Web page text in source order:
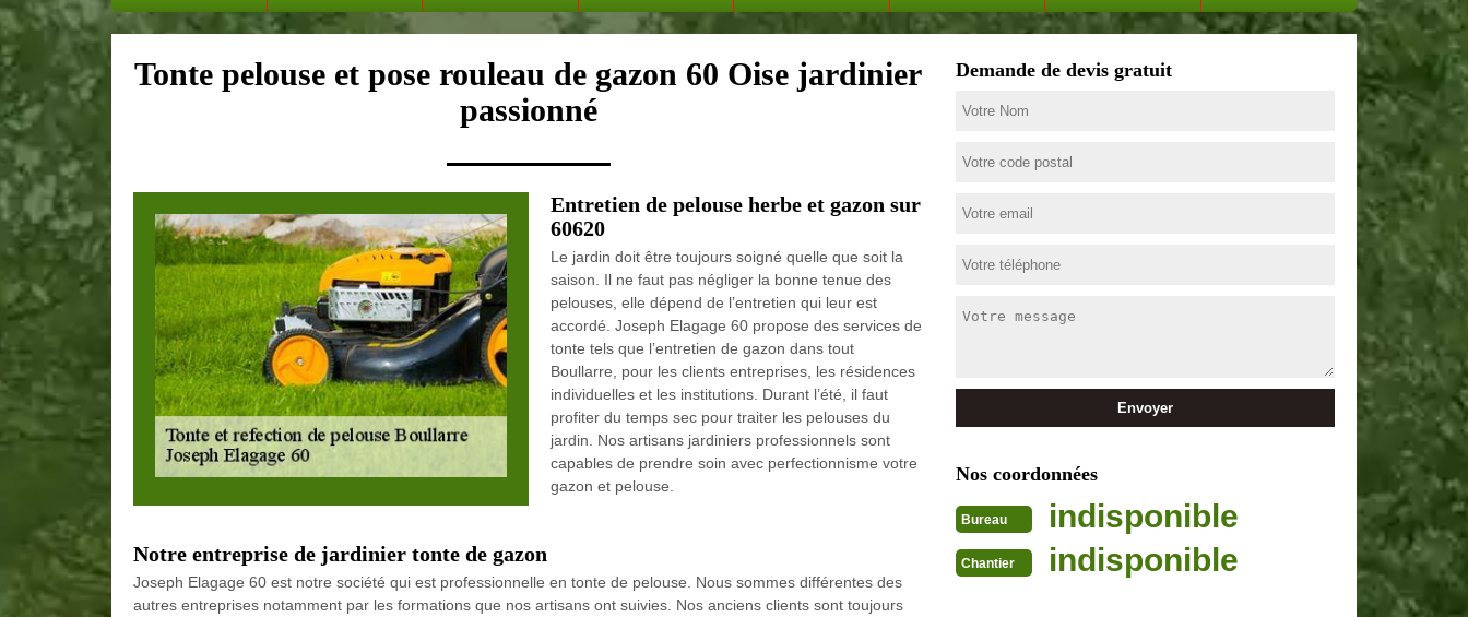
Tonte pelouse et pose rouleau de gazon 60 Oise jardinier
passionné
Entretien de pelouse herbe et gazon sur
60620
Le jardin doit être toujours soigné quelle que soit la
saison. Il ne faut pas négliger la bonne tenue des
pelouses, elle dépend de l’entretien qui leur est
accordé. Joseph Elagage 60 propose des services de
tonte tels que l’entretien de gazon dans tout
Boullarre, pour les clients entreprises, les résidences
individuelles et les institutions. Durant l’été, il faut
profiter du temps sec pour traiter les pelouses du
jardin. Nos artisans jardiniers professionnels sont
capables de prendre soin avec perfectionnisme votre
gazon et pelouse.
Notre entreprise de jardinier tonte de gazon
Joseph Elagage 60 est notre société qui est professionnelle en tonte de pelouse. Nous sommes différentes des
autres entreprises notamment par les formations que nos artisans ont suivies. Nos anciens clients sont toujours
Demande de devis gratuit
Nos coordonnées
Bureau indisponible
Chantier indisponible